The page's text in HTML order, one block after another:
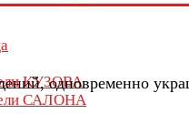
КУЗОВА
САЛОНА
одновременно